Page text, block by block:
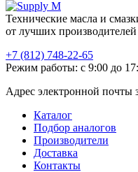
Технические масла и
от лучших производителей
+7 (812) 748-22-65
Режим работы: с 9:00 до
Адрес электронной почты
Каталог
Подбор аналогов
Производители
Доставка
Контакты